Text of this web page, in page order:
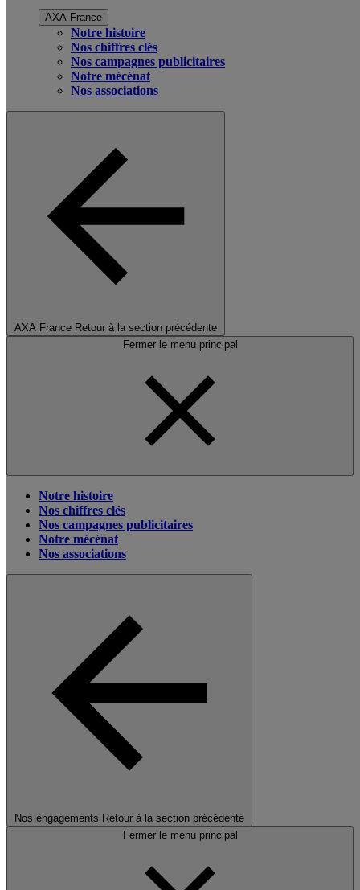
AXA France
Notre histoire
Nos chiffres clés
Nos campagnes publicitaires
Notre mécénat
Nos associations
AXA France Retour à la section précédente
Fermer le menu principal
Notre histoire
Nos chiffres clés
Nos campagnes publicitaires
Notre mécénat
Nos associations
Nos engagements Retour à la section précédente
Fermer le menu principal